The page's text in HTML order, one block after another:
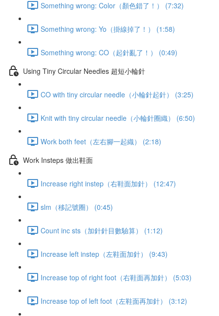
Something wrong: Color（顏色錯了！） (7:32)
Something wrong: Yo（掛線掉了！） (1:58)
Something wrong: CO（起針亂了！） (0:49)
Using Tiny Circular Needles 超短小輪針
CO with tiny circular needle（小輪針起針） (3:25)
Knit with tiny circular needle（小輪針圈織） (6:50)
Work both feet（左右腳一起織） (2:18)
Work Insteps 做出鞋面
Increase right instep（右鞋面加針） (12:47)
slm（移記號圈） (0:45)
Count inc sts（加針針目數驗算） (1:12)
Increase left instep（左鞋面加針） (9:43)
Increase top of right foot（右鞋面再加針） (5:03)
Increase top of left foot（左鞋面再加針） (3:12)